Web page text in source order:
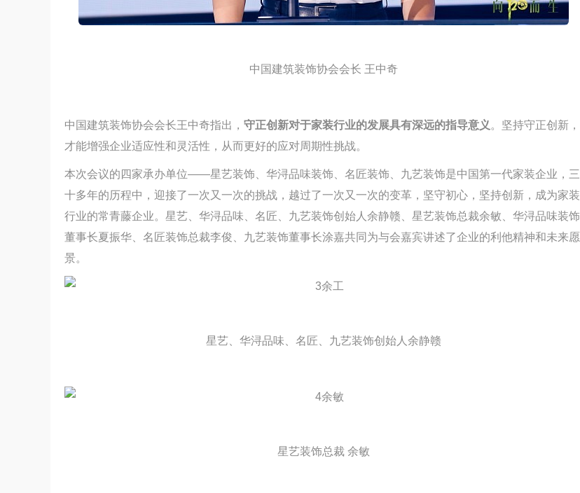
中国建筑装饰协会会长 王中奇
中国建筑装饰协会会长王中奇指出， 守正创新对于家装行业的发展具有深远的指导意义 。坚持守正创新，
才能增强企业适应性和灵活性，从而更好的应对周期性挑战。
本次会议的四家承办单位——星艺装饰、华浔品味装饰、名匠装饰、九艺装饰是中国第一代家装企业，三
十多年的历程中，迎接了一次又一次的挑战，越过了一次又一次的变革，坚守初心，坚持创新，成为家装
行业的常青藤企业。星艺、华浔品味、名匠、九艺装饰创始人余静赣、星艺装饰总裁余敏、华浔品味装饰
董事长夏振华、名匠装饰总裁李俊、九艺装饰董事长涂嘉共同为与会嘉宾讲述了企业的利他精神和未来愿
景。
星艺、华浔品味、名匠、九艺装饰创始人余静赣
星艺装饰总裁 余敏
守正创新 稳中求进丨2024家装实战赋能大会
届住宅产业供需链大会